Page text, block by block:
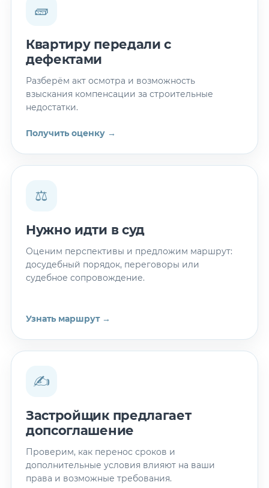
🧱
Квартиру передали с
дефектами
Разберём акт осмотра и возможность
взыскания компенсации за строительные
недостатки.
Получить оценку →
⚖️
Нужно идти в суд
Оценим перспективы и предложим маршрут:
досудебный порядок, переговоры или
судебное сопровождение.
Узнать маршрут →
✍️
Застройщик предлагает
допсоглашение
Проверим, как перенос сроков и
дополнительные условия влияют на ваши
права и возможные требования.